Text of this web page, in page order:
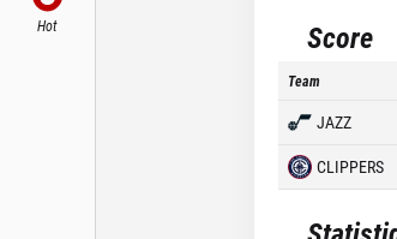
Hot Score
Team
JAZZ
CLIPPERS